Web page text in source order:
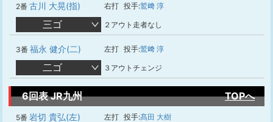
2番 古川 大晃(指) 右打 投手:鷲﨑 淳
三ゴ ２アウト走者なし
3番 福永 健介(二) 左打 投手:鷲﨑 淳
二ゴ ３アウトチェンジ
6回表 JR九州 TOPへ
5番 岩切 貴弘(左) 左打 投手:髙田 大樹